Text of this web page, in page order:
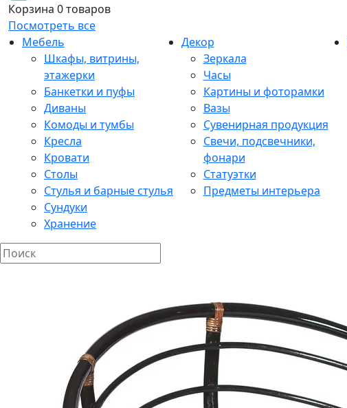
Корзина 0 товаров
Посмотреть все
Мебель
Шкафы, витрины,
этажерки
Банкетки и пуфы
Диваны
Комоды и тумбы
Кресла
Кровати
Столы
Стулья и барные стулья
Сундуки
Хранение
Декор
Зеркала
Часы
Картины и фоторамки
Вазы
Сувенирная продукция
Свечи, подсвечники,
фонари
Статуэтки
Предметы интерьера